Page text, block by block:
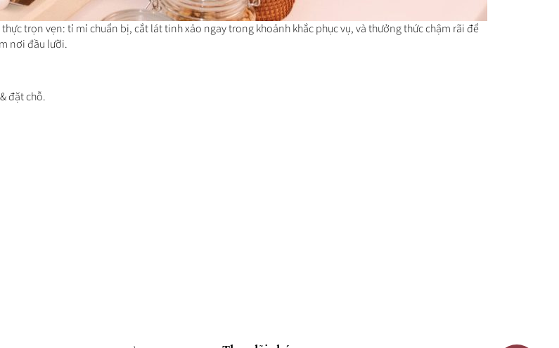
trọn vẹn: tỉ mỉ chuẩn bị, cắt lát tinh xảo ngay trong khoảnh khắc phục vụ, và thưởng thức chậm rãi để
nơi đầu lưỡi.
đặt chỗ.